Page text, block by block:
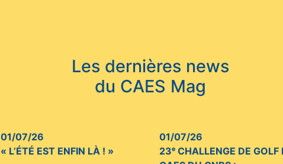
Les dernières news
du CAES Mag
01/07/26
« L’ÉTÉ EST ENFIN LÀ ! »
01/07/26
23ᵉ CHALLENGE DE GOLF